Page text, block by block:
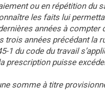
ou en répétition du
les faits lui
années à compter
années précédant la
1 du code du travail
prescription puisse
somme à titre